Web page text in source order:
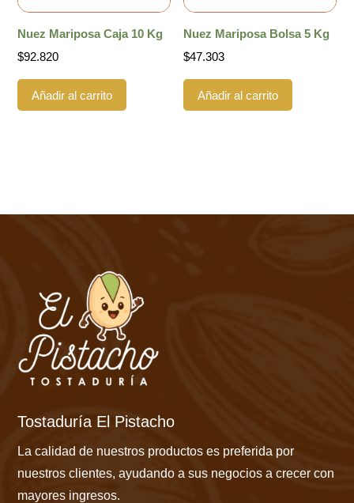
Nuez Mariposa Caja 10 Kg
$92.820
Añadir al carrito
Nuez Mariposa Bolsa 5 Kg
$47.303
Añadir al carrito
Tostaduría El Pistacho
La calidad de nuestros productos es preferida por
nuestros clientes, ayudando a sus negocios a crecer con
mayores ingresos.